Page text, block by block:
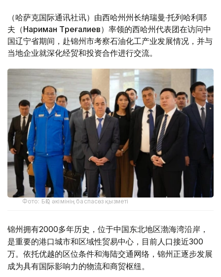
（哈萨克国际通讯社讯）由西哈州州长纳瑞曼·托列哈利耶
夫（Нариман Төреғалиев）率领的西哈州代表团在访问中
国辽宁省期间，赴锦州市考察石油化工产业发展情况，并与
当地企业就深化经贸和投资合作进行交流。
Фото: БҚО әкімінің баспасөз қызметі
锦州拥有2000多年历史，位于中国东北地区渤海湾沿岸，
是重要的港口城市和区域性贸易中心，目前人口接近300
万。依托优越的区位条件和海陆交通网络，锦州正逐步发展
成为具有国际影响力的物流和商贸枢纽。